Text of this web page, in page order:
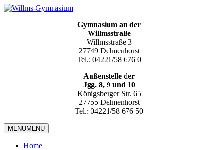
Gymnasium an der
Willmsstraße
Willmsstraße 3
27749 Delmenhorst
Tel.: 04221/58 676 0
Außenstelle der
Jgg. 8, 9 und 10
Königsberger Str. 65
27755 Delmenhorst
Tel.: 04221/58 676 50
MENUMENU
Home